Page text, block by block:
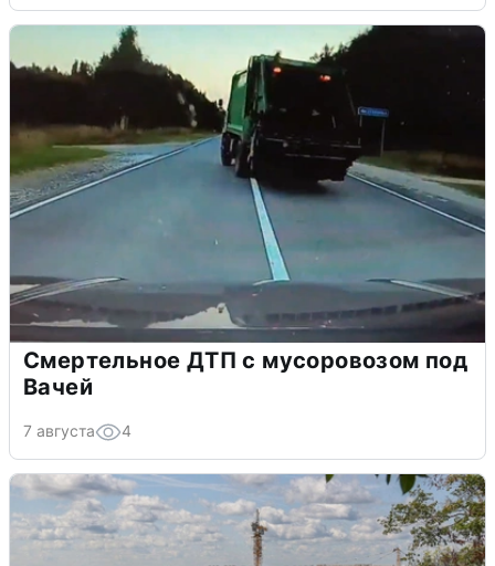
Смертельное ДТП с мусоровозом под
Вачей
7 августа 4